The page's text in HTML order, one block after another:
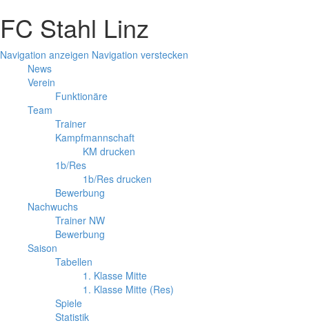
FC Stahl Linz
Navigation anzeigen Navigation verstecken
News
Verein
Funktionäre
Team
Trainer
Kampfmannschaft
KM drucken
1b/Res
1b/Res drucken
Bewerbung
Nachwuchs
Trainer NW
Bewerbung
Saison
Tabellen
1. Klasse Mitte
1. Klasse Mitte (Res)
Spiele
Statistik